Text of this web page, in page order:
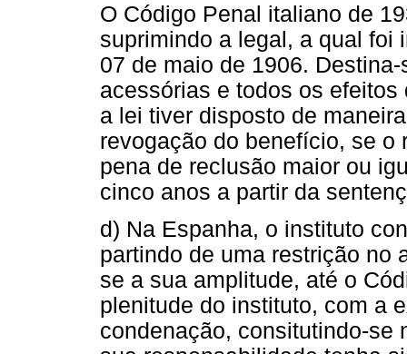
O Código Penal italiano de
suprimindo a legal, a qual foi
07 de maio de 1906.
acessórias e todos os
a lei tiver disposto de
revogação do benefício, se o
pena de reclusão maior ou
cinco anos a partir da
d) Na Espanha, o instituto
partindo de uma restrição no
se a sua amplitude, até o
plenitude do instituto, com a
condenação, consitutindo-se